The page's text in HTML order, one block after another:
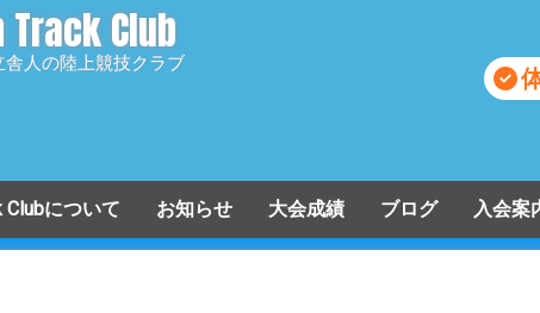
Club
人の陸上競技クラブ
Clubについて お知らせ 大会成績 ブログ 入会案